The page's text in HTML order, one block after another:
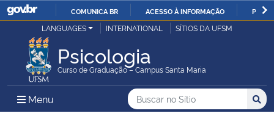
IR
O
COMUNICA BR ACESSO À INFORMAÇÃO
Ministério da Justiça e Segurança Pública
Ministério da Defesa
LANGUAGES INTERNATIONAL SÍTIOS DA UFSM
Psicologia
Curso de Graduação – Campus Santa Maria
Menu Menu Principal do Sítio
Busca
Buscar no no Sítio
Busca: